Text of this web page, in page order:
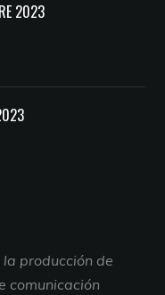
2023
producción de
comunicación